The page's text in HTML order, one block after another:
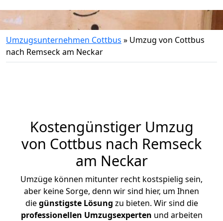
Umzugsunternehmen Cottbus » Umzug von Cottbus
nach Remseck am Neckar
Kostengünstiger Umzug
von Cottbus nach Remseck
am Neckar
Umzüge können mitunter recht kostspielig sein,
aber keine Sorge, denn wir sind hier, um Ihnen
diegünstigste Lösung zu bieten. Wir sind die
professionellen Umzugsexperten und arbeiten